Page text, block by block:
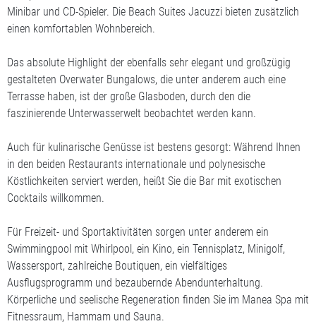
Minibar und CD-Spieler. Die Beach Suites Jacuzzi bieten zusätzlich
einen komfortablen Wohnbereich.
Das absolute Highlight der ebenfalls sehr elegant und großzügig
gestalteten Overwater Bungalows, die unter anderem auch eine
Terrasse haben, ist der große Glasboden, durch den die
faszinierende Unterwasserwelt beobachtet werden kann.
Auch für kulinarische Genüsse ist bestens gesorgt: Während Ihnen
in den beiden Restaurants internationale und polynesische
Köstlichkeiten serviert werden, heißt Sie die Bar mit exotischen
Cocktails willkommen.
Für Freizeit- und Sportaktivitäten sorgen unter anderem ein
Swimmingpool mit Whirlpool, ein Kino, ein Tennisplatz, Minigolf,
Wassersport, zahlreiche Boutiquen, ein vielfältiges
Ausflugsprogramm und bezaubernde Abendunterhaltung.
Körperliche und seelische Regeneration finden Sie im Manea Spa mit
Fitnessraum, Hammam und Sauna.